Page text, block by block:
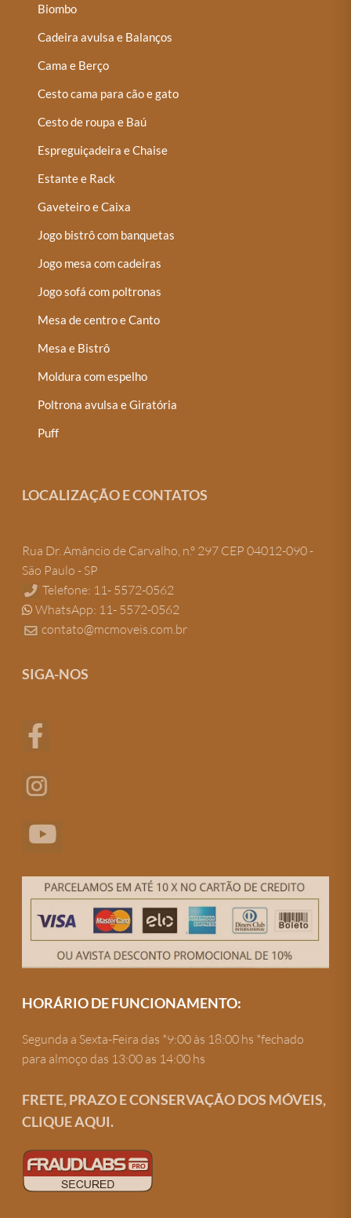
Biombo
Cadeira avulsa e Balanços
Cama e Berço
Cesto cama para cão e gato
Cesto de roupa e Baú
Espreguiçadeira e Chaise
Estante e Rack
Gaveteiro e Caixa
Jogo bistrô com banquetas
Jogo mesa com cadeiras
Jogo sofá com poltronas
Mesa de centro e Canto
Mesa e Bistrô
Moldura com espelho
Poltrona avulsa e Giratória
Puff
LOCALIZAÇÃO E CONTATOS
Rua Dr. Amâncio de Carvalho, n.º 297 CEP 04012-090 -
São Paulo - SP
Telefone: 11- 5572-0562
WhatsApp: 11- 5572-0562
contato@mcmoveis.com.br
SIGA-NOS
HORÁRIO DE FUNCIONAMENTO:
Segunda a Sexta-Feira das *9:00 às 18:00 hs *fechado
para almoço das 13:00 as 14:00 hs
FRETE, PRAZO E CONSERVAÇÃO DOS MÓVEIS,
CLIQUE AQUI.